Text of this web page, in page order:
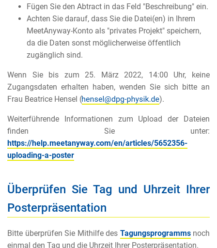
Fügen Sie den Abtract in das Feld "Beschreibung" ein.
Achten Sie darauf, dass Sie die Datei(en) in Ihrem
MeetAnyway-Konto als "privates Projekt" speichern,
da die Daten sonst möglicherweise öffentlich
zugänglich sind.
Wenn Sie bis zum 25. März 2022, 14:00 Uhr, keine
Zugangsdaten erhalten haben, wenden Sie sich bitte an
Frau Beatrice Hensel (
).
Weiterführende Informationen zum Upload der Dateien
finden Sie unter:
https://help.meetanyway.com/en/articles/5652356-
uploading-a-poster
Überprüfen Sie Tag und Uhrzeit Ihrer
Posterpräsentation
Bitte überprüfen Sie Mithilfe des Tagungsprogrammsnoch
einmal den Tag und die Uhrzeit Ihrer Posterpräsentation.